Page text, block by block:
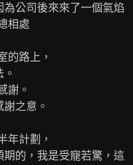
公司後來來了一個氣焰
相處
的路上，
謝。
之意。
年計劃，
的，我是受寵若驚，這